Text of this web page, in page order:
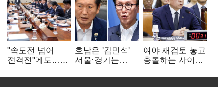
"속도전 넘어
전격전"에도…
주 52시간까지
호남은 '김민석'
서울·경기는
승자는 '안갯속'
여야 재검토 놓고
충돌하는 사이…
수 오차 당연"